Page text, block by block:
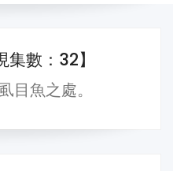
數：32】
目魚之處。